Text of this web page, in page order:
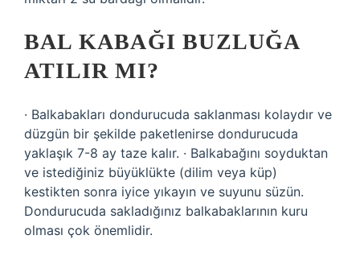
BAL KABAĞI BUZLUĞA
ATILIR MI?
· Balkabakları dondurucuda saklanması kolaydır ve
düzgün bir şekilde paketlenirse dondurucuda
yaklaşık 7-8 ay taze kalır. · Balkabağını soyduktan
ve istediğiniz büyüklükte (dilim veya küp)
kestikten sonra iyice yıkayın ve suyunu süzün.
Dondurucuda sakladığınız balkabaklarının kuru
olması çok önemlidir.